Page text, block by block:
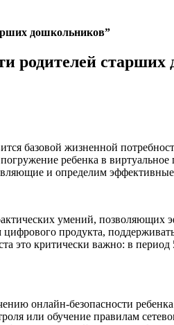
дошкольников”
родителей
базовой жизненной
ребенка в
и определим
умений, позволяющих
продукта,
это критически важно: в
онлайн-безопасности
или обучение правилам